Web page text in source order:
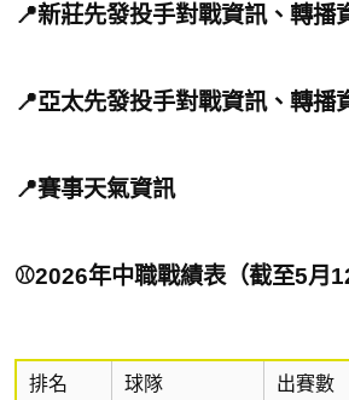
📍新莊先發投手對戰資訊、 轉播
📍亞太先發投手對戰資訊、 轉播
📍賽事天氣資訊
⚾2026年中職戰績表（截至5月
排名 球隊 出賽數